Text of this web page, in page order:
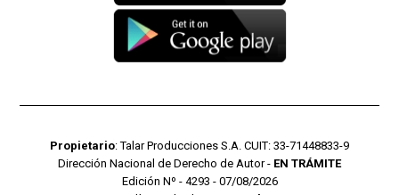
Propietario: Talar Producciones S.A. CUIT: 33-71448833-9
Dirección Nacional de Derecho de Autor - EN TRÁMITE
Edición Nº - 4293 - 07/08/2026